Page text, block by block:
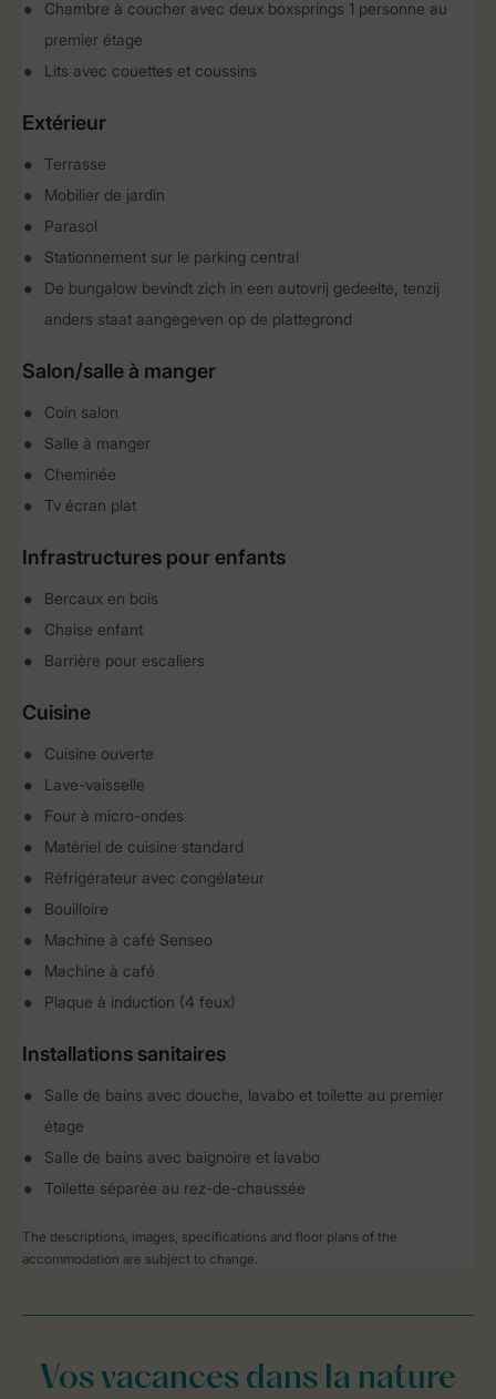
Chambre à coucher avec deux boxsprings 1 personne au
premier étage
Lits avec couettes et coussins
Extérieur
Terrasse
Mobilier de jardin
Parasol
Stationnement sur le parking central
De bungalow bevindt zich in een autovrij gedeelte, tenzij
anders staat aangegeven op de plattegrond
Salon/salle à manger
Coin salon
Salle à manger
Cheminée
Tv écran plat
Infrastructures pour enfants
Bercaux en bois
Chaise enfant
Barrière pour escaliers
Cuisine
Cuisine ouverte
Lave-vaisselle
Four à micro-ondes
Matériel de cuisine standard
Réfrigérateur avec congélateur
Bouilloire
Machine à café Senseo
Machine à café
Plaque à induction (4 feux)
Installations sanitaires
Salle de bains avec douche, lavabo et toilette au premier
étage
Salle de bains avec baignoire et lavabo
Toilette séparée au rez-de-chaussée
The descriptions, images, specifications and floor plans of the
accommodation are subject to change.
Vos vacances dans la nature